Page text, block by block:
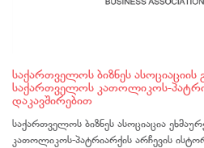
საქართველოს ბიზნეს
საქართველოს კათოლიკოს-
დაკავშირებით
საქართველოს ბიზნეს ასოციაცია
კათოლიკოს-პატრიარქის არჩევის